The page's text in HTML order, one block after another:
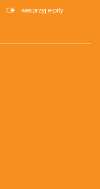
wesprzyj e-pity